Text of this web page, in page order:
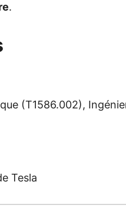
.
(T1586.002),
Tesla